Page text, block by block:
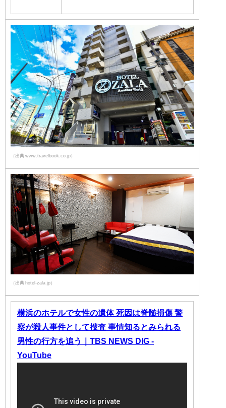
（出典 www.travelbook.co.jp）
（出典 hotel-zala.jp）
横浜のホテルで女性の遺体 死因は脊髄損傷 警
察が殺人事件として捜査 事情知るとみられる
男性の行方を追う｜TBS NEWS DIG -
YouTube